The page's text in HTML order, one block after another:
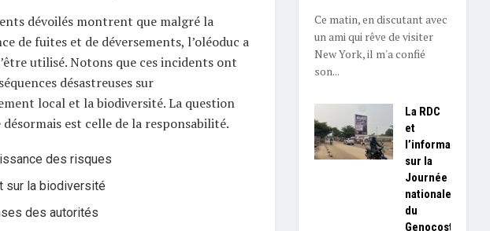
dévoilés montrent que malgré la
de fuites et de déversements, l’oléoduc a
utilisé. Notons que ces incidents ont
désastreuses sur
local et la biodiversité. La question
désormais est celle de la responsabilité.
des risques
sur la biodiversité
des autorités
Ce matin, en discutant avec
un ami qui rêve de visiter
New York, il m'a confié
son...
La RDC
et
l’information
sur la
Journée
nationale
du
Genocost